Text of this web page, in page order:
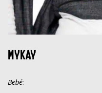
MYKAY
Bebé: